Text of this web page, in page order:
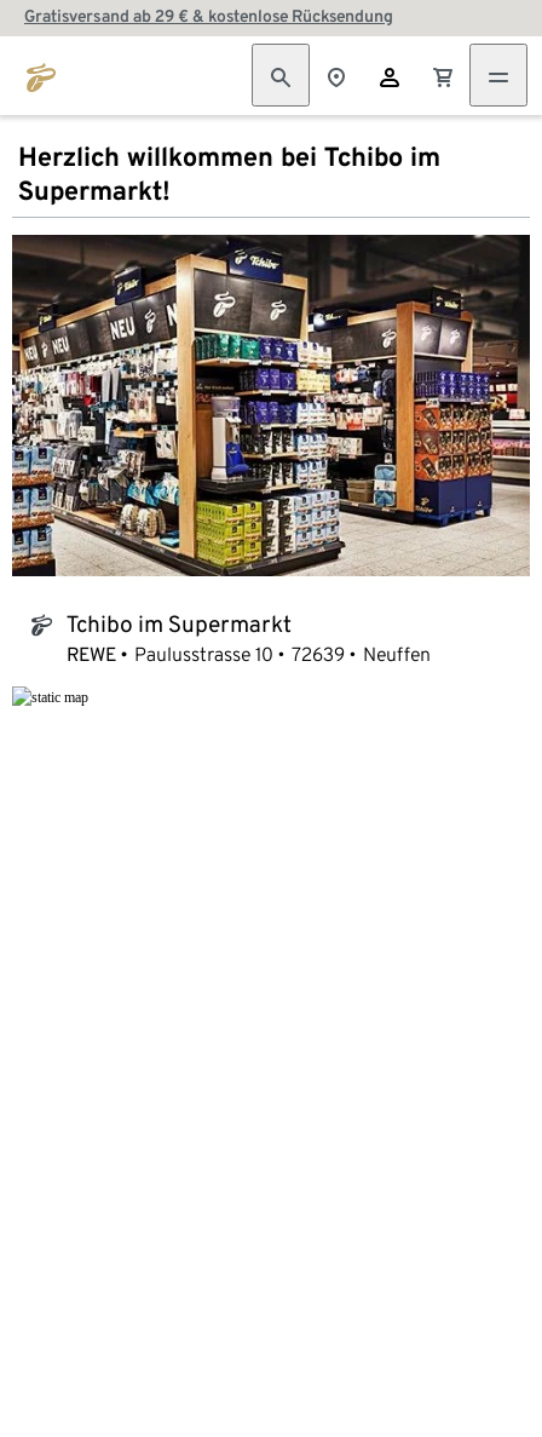
Gratisversand ab 29 € & kostenlose Rücksendung
Herzlich willkommen bei Tchibo im
Supermarkt!
tchibo_logo Tchibo im Supermarkt
REWE Paulusstrasse 10 72639 Neuffen